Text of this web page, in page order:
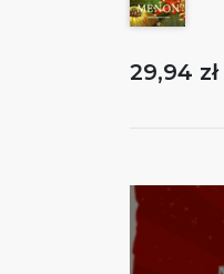
29,94 zł